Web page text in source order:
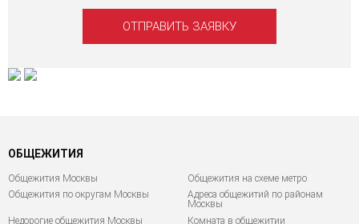
ОБЩЕЖИТИЯ
Общежития Москвы
Общежития на схеме метро
Общежития по округам Москвы
Адреса общежитий по районам
Москвы
Недорогие общежития Москвы
Комната в общежитии